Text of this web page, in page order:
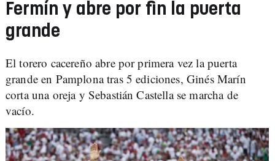
Fermín y abre por fin la puerta
grande
El torero cacereño abre por primera vez la puerta
grande en Pamplona tras 5 ediciones, Ginés Marín
corta una oreja y Sebastián Castella se marcha de
vacío.